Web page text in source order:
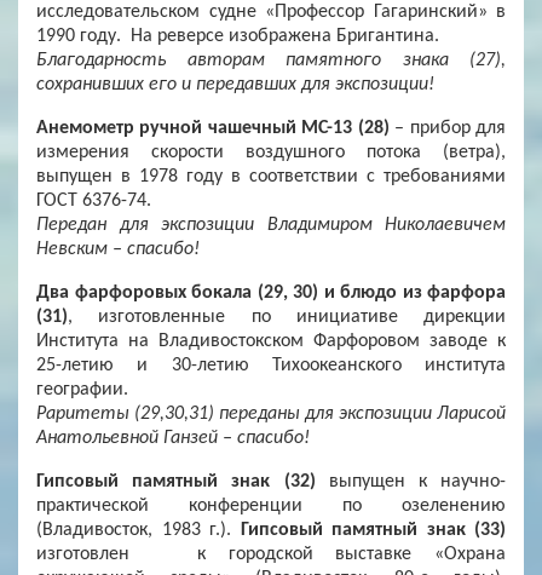
исследовательском судне «Профессор Гагаринский» в
1990 году. На реверсе изображена Бригантина.
Благодарность авторам памятного знака (27),
сохранивших его и передавших для экспозиции!
Анемометр ручной чашечный МС-13 (28) – прибор для
измерения скорости воздушного потока (ветра),
выпущен в 1978 году в соответствии с требованиями
ГОСТ 6376-74.
Передан для экспозиции Владимиром Николаевичем
Невским – спасибо!
Два фарфоровых бокала (29, 30) и блюдо из фарфора
(31), изготовленные по инициативе дирекции
Института на Владивостокском Фарфоровом заводе к
25-летию и 30-летию Тихоокеанского института
географии.
Раритеты (29,30,31) переданы для экспозиции Ларисой
Анатольевной Ганзей – спасибо!
Гипсовый памятный знак (32) выпущен к научно-
практической конференции по озеленению
(Владивосток, 1983 г.). Гипсовый памятный знак (33)
изготовлен к городской выставке «Охрана